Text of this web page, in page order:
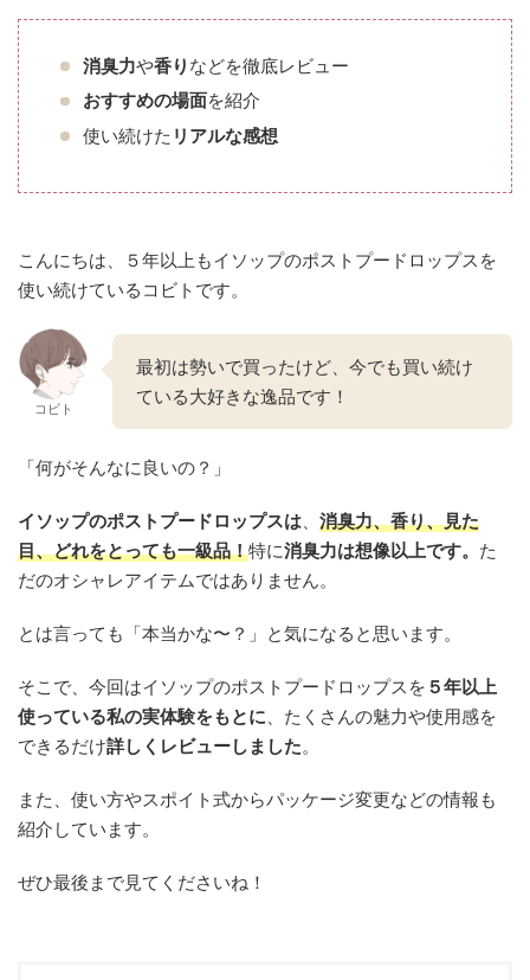
消臭力や香り などを徹底レビュー
おすすめの場面を紹介
使い続けた リアルな感想
こんにちは、５年以上もイソップのポストプードロップスを
使い続けているコビトです。
コビト
最初は勢いで買ったけど、今でも買い続け
ている大好きな逸品です！
「何がそんなに良いの？」
イソップのポストプードロップスは
消臭力、香り、見た
目、どれをとっても一級品！特に消臭力は想像以上です。 た
だのオシャレアイテムではありません。
とは言っても「本当かな〜？」と気になると思います。
そこで、今回はイソップのポストプードロップスを ５年以上
使っている私の実体験をもとに 、たくさんの魅力や使用感を
できるだけ詳しくレビューしました。
また、使い方やスポイト式からパッケージ変更などの情報も
紹介しています。
ぜひ最後まで見てくださいね！